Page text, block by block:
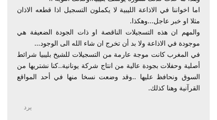
اما اخواننا في الاذاعة الليبية لا يكملون التسجيل اذا قطعه الاذان
مثلا او خبر عاجل...وهكذا.
والمهم ان هذه التسجيلات الناقصة او ذات الجودة الضعيفة هي
موجودة في الاذاعة ولا بد أن تخرج ان شاء الله الى الوجود...
في المغرب كانت موجة عارمة من التسجيلات للشيخ بليبيا شرائط
أصلية وحفلات بجودة عالية من انتاج شركة يونانية..كنا نشتريها من
السوق ونحافظ عليها ..وقد وضعت نسخا منها في أحد المواقع
القرآنية وهنا كذلك.
يرد